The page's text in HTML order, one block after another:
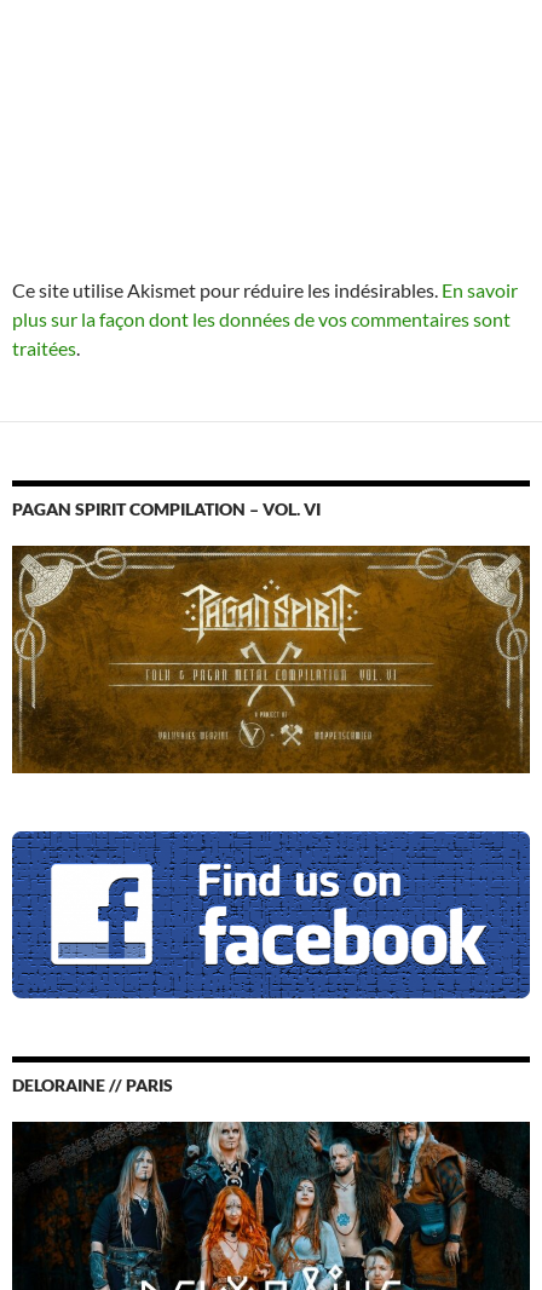
Ce site utilise Akismet pour réduire les indésirables. En savoir
plus sur la façon dont les données de vos commentaires sont
traitées.
PAGAN SPIRIT COMPILATION – VOL. VI
DELORAINE // PARIS